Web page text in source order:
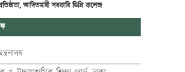
আদিতমারী সরকারি ডিগ্রি কলেজ